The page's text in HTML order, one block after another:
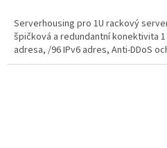
Serverhousing pro 1U rackový
špičková a redundantní konektivita
adresa, /96 IPv6 adres, Anti-DDoS